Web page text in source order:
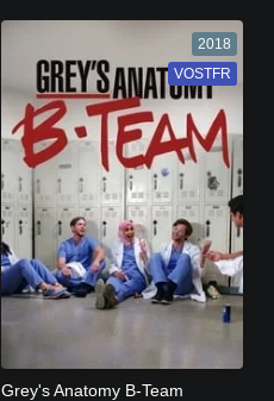
2018
VF
VOSTFR
Grey's Anatomy B-Team